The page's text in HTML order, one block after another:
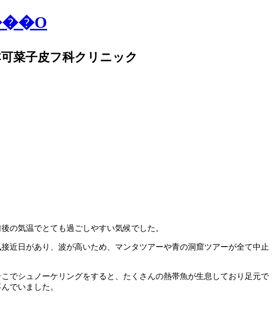
菜子皮フ科クリニック
の気温でとても過ごしやすい気候でした。
近日があり、波が高いため、マンタツアーや青の洞窟ツアーが全て中止
でシュノーケリングをすると、たくさんの熱帯魚が生息しており足元で
でいました。